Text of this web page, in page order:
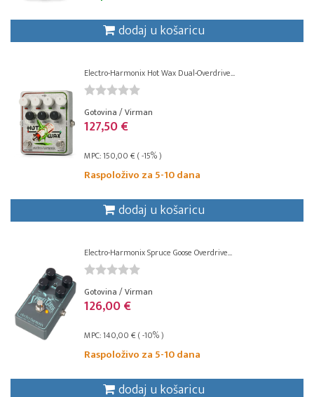
dodaj u košaricu
Electro-Harmonix Hot Wax Dual-Overdrive...
Gotovina / Virman
127,50 €
MPC: 150,00 € ( -15% )
Raspoloživo za 5-10 dana
dodaj u košaricu
Electro-Harmonix Spruce Goose Overdrive...
Gotovina / Virman
126,00 €
MPC: 140,00 € ( -10% )
Raspoloživo za 5-10 dana
dodaj u košaricu